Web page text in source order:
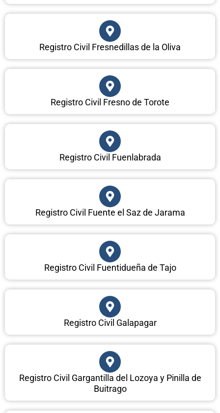
Registro Civil Fresnedillas de la Oliva
Registro Civil Fresno de Torote
Registro Civil Fuenlabrada
Registro Civil Fuente el Saz de Jarama
Registro Civil Fuentidueña de Tajo
Registro Civil Galapagar
Registro Civil Gargantilla del Lozoya y Pinilla de
Buitrago